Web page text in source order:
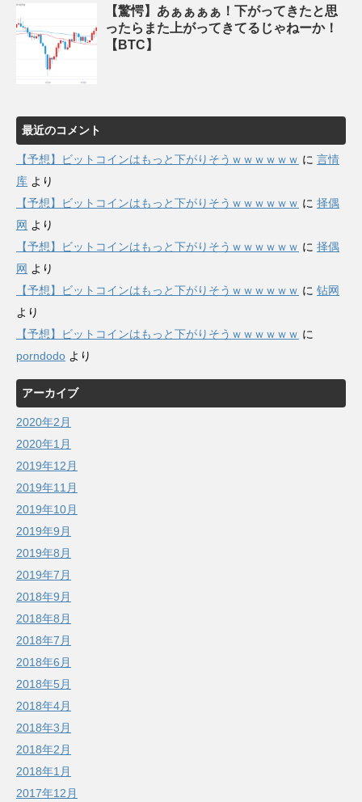
【驚愕】あぁぁぁぁ！下がってきたと思
ったらまた上がってきてるじゃねーか！
【BTC】
最近のコメント
【予想】ビットコインはもっと下がりそうｗｗｗｗｗｗ に 言情
库 より
【予想】ビットコインはもっと下がりそうｗｗｗｗｗｗ に 择偶
网 より
【予想】ビットコインはもっと下がりそうｗｗｗｗｗｗ に 择偶
网 より
【予想】ビットコインはもっと下がりそうｗｗｗｗｗｗ に 钻网
より
【予想】ビットコインはもっと下がりそうｗｗｗｗｗｗ に
porndodo より
アーカイブ
2020年2月
2020年1月
2019年12月
2019年11月
2019年10月
2019年9月
2019年8月
2019年7月
2018年9月
2018年8月
2018年7月
2018年6月
2018年5月
2018年4月
2018年3月
2018年2月
2018年1月
2017年12月